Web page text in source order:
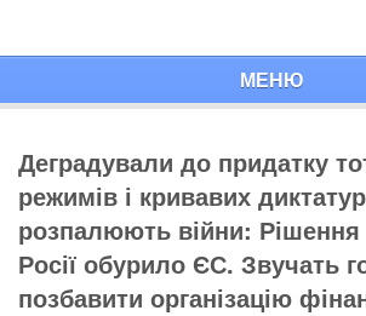
МЕНЮ
Деградували до придатку
режимів і кривавих
розпалюють війни:
Росії обурило ЄС. Звучать
позбавити організацію